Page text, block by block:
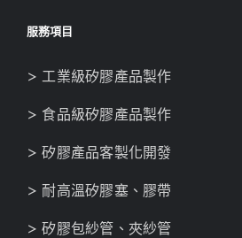
服務項目
> 工業級矽膠產品製作
> 食品級矽膠產品製作
> 矽膠產品客製化開發
> 耐高溫矽膠塞、膠帶
> 矽膠包紗管、夾紗管